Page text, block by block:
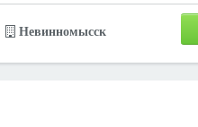
Невинномысск